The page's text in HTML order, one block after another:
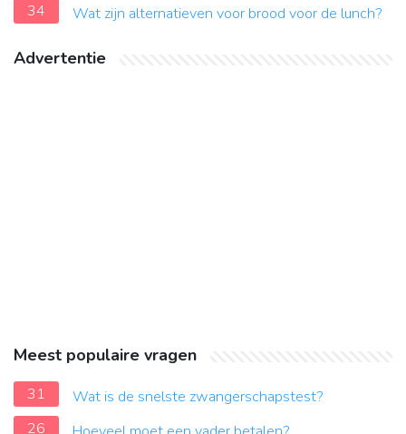
34
Wat zijn alternatieven voor brood voor de lunch?
Advertentie
Meest populaire vragen
31
Wat is de snelste zwangerschapstest?
26